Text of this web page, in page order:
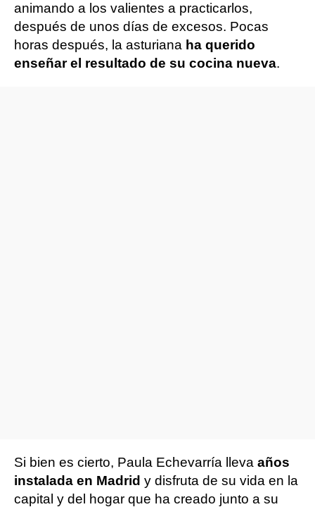
animando a los valientes a practicarlos,
después de unos días de excesos. Pocas
horas después, la asturiana ha querido
enseñar el resultado de su cocina nueva.
Si bien es cierto, Paula Echevarría lleva años
instalada en Madrid y disfruta de su vida en la
capital y del hogar que ha creado junto a su